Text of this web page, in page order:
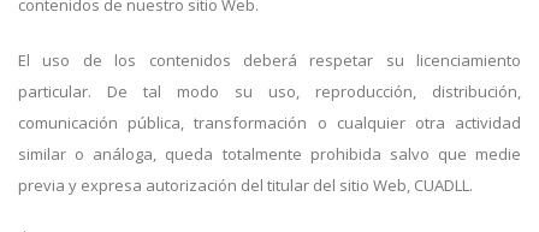
contenidos de nuestro sitio Web.
El uso de los contenidos deberá respetar su licenciamiento
particular. De tal modo su uso, reproducción, distribución,
comunicación pública, transformación o cualquier otra actividad
similar o análoga, queda totalmente prohibida salvo que medie
previa y expresa autorización del titular del sitio Web, CUADLL.